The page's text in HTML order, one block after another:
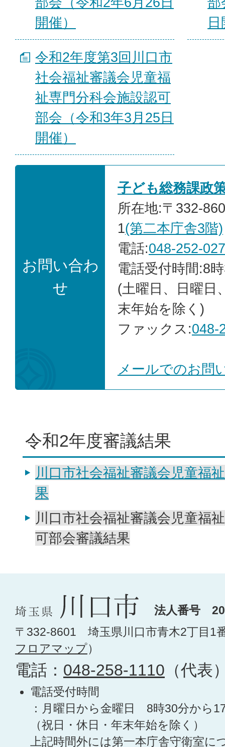
開催）
令和2年度第3回川口市
社会福祉審議会児童福
祉専門分科会施設認可
部会（令和3年3月25日
開催）
お問い合わ
せ
子ども総務課政
所在地:〒332-
1(第二本庁舎3階)
電話:048-252-
電話受付時間:8
(土曜日、日曜日
末年始を除く)
ファックス:048-
メールでのお問
令和2年度審議結果
川口市社会福祉審議会児童福
果
川口市社会福祉審議会児童福
可部会審議結果
法人番号
〒332-8601 埼玉県川口市青木2丁目1
フロアマップ）
電話： 048-258-1110 （代表
電話受付時間
：月曜日から金曜日 8時30分から
（祝日・休日・年末年始を除く）
上記時間外には第一本庁舎守衛室に